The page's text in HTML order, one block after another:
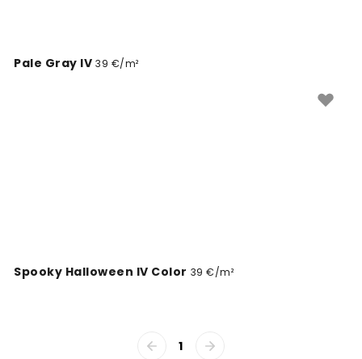
Pale Gray IV 39 €/m²
Spooky Halloween IV Color 39 €/m²
1